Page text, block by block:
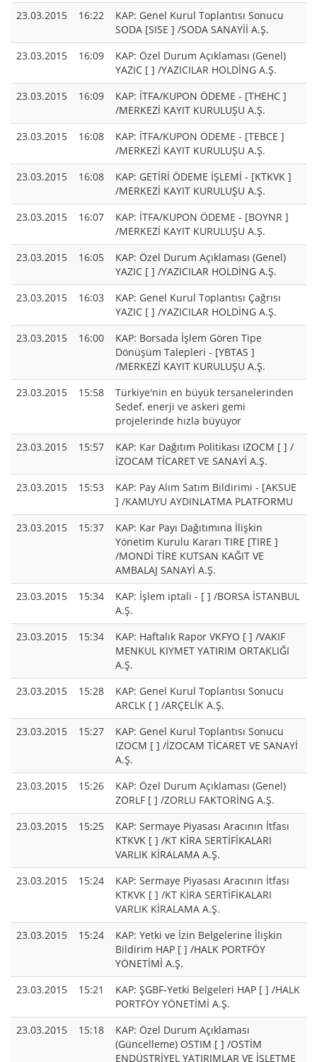
23.03.2015
16:22
KAP: Genel Kurul Toplantısı Sonucu
SODA [SISE ] /SODA SANAYİİ A.Ş.
23.03.2015
16:09
KAP: Özel Durum Açıklaması (Genel)
YAZIC [ ] /YAZICILAR HOLDİNG A.Ş.
23.03.2015
16:09
KAP: İTFA/KUPON ÖDEME - [THEHC ]
/MERKEZİ KAYIT KURULUŞU A.Ş.
23.03.2015
16:08
KAP: İTFA/KUPON ÖDEME - [TEBCE ]
/MERKEZİ KAYIT KURULUŞU A.Ş.
23.03.2015
16:08
KAP: GETİRİ ÖDEME İŞLEMİ - [KTKVK ]
/MERKEZİ KAYIT KURULUŞU A.Ş.
23.03.2015
16:07
KAP: İTFA/KUPON ÖDEME - [BOYNR ]
/MERKEZİ KAYIT KURULUŞU A.Ş.
23.03.2015
16:05
KAP: Özel Durum Açıklaması (Genel)
YAZIC [ ] /YAZICILAR HOLDİNG A.Ş.
23.03.2015
16:03
KAP: Genel Kurul Toplantısı Çağrısı
YAZIC [ ] /YAZICILAR HOLDİNG A.Ş.
23.03.2015
16:00
KAP: Borsada İşlem Gören Tipe
Dönüşüm Talepleri - [YBTAS ]
/MERKEZİ KAYIT KURULUŞU A.Ş.
23.03.2015
15:58
Türkiye'nin en büyük tersanelerinden
Sedef, enerji ve askeri gemi
projelerinde hızla büyüyor
23.03.2015
15:57
KAP: Kar Dağıtım Politikası IZOCM [ ] /
İZOCAM TİCARET VE SANAYİ A.Ş.
23.03.2015
15:53
KAP: Pay Alım Satım Bildirimi - [AKSUE
] /KAMUYU AYDINLATMA PLATFORMU
23.03.2015
15:37
KAP: Kar Payı Dağıtımına İlişkin
Yönetim Kurulu Kararı TIRE [TIRE ]
/MONDİ TİRE KUTSAN KAĞIT VE
AMBALAJ SANAYİ A.Ş.
23.03.2015
15:34
KAP: İşlem iptali - [ ] /BORSA İSTANBUL
A.Ş.
23.03.2015
15:34
KAP: Haftalık Rapor VKFYO [ ] /VAKIF
MENKUL KIYMET YATIRIM ORTAKLIĞI
A.Ş.
23.03.2015
15:28
KAP: Genel Kurul Toplantısı Sonucu
ARCLK [ ] /ARÇELİK A.Ş.
23.03.2015
15:27
KAP: Genel Kurul Toplantısı Sonucu
IZOCM [ ] /İZOCAM TİCARET VE SANAYİ
A.Ş.
23.03.2015
15:26
KAP: Özel Durum Açıklaması (Genel)
ZORLF [ ] /ZORLU FAKTORİNG A.Ş.
23.03.2015
15:25
KAP: Sermaye Piyasası Aracının İtfası
KTKVK [ ] /KT KİRA SERTİFİKALARI
VARLIK KİRALAMA A.Ş.
23.03.2015
15:24
KAP: Sermaye Piyasası Aracının İtfası
KTKVK [ ] /KT KİRA SERTİFİKALARI
VARLIK KİRALAMA A.Ş.
23.03.2015
15:24
KAP: Yetki ve İzin Belgelerine İlişkin
Bildirim HAP [ ] /HALK PORTFÖY
YÖNETİMİ A.Ş.
23.03.2015
15:21
KAP: ŞGBF-Yetki Belgeleri HAP [ ] /HALK
PORTFÖY YÖNETİMİ A.Ş.
23.03.2015
15:18
KAP: Özel Durum Açıklaması
(Güncelleme) OSTIM [ ] /OSTİM
ENDÜSTRİYEL YATIRIMLAR VE İŞLETME